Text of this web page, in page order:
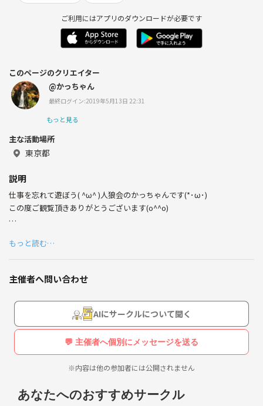
ご利用にはアプリのダウンロードが必要です
このページのクリエイター
@かっちゃん
最終ログイン:2019年5月13日 22:31
もっと見る
主な活動場所
東京都
説明
仕事を忘れて遊ぼう( ^ω^ )人狼会のかっちゃんです(*･ω･)
この度ご観覧頂きありがとうございます(o^^o)
なり、日に日に連絡も取らなくなり、1人行動が多くなりやがては外に
出なくなる‥‥‥
と言う悲しい過去は投げ払い楽しく人狼ゲームを通して仲良くなりまし
ょう(o^^o)
場所は渋谷周辺です( ^ω^ )
みなさんの応募お待ちしてます(о´∀`о)
もっと読む…
主催者へ問い合わせ
AIにサークルについて聞く
💬 主催者へ個別にメッセージを送る
※内容は他の参加者には公開されません
あなたへのおすすめサークル